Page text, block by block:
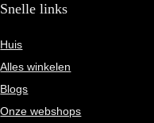
Snelle links
Huis
Alles winkelen
Blogs
Onze webshops